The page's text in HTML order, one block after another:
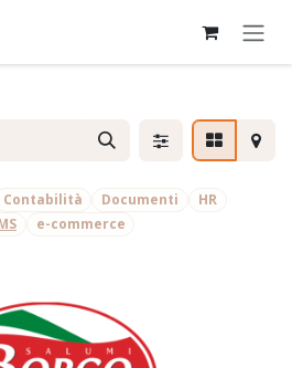
Contabilità Documenti
HR
e-commerce